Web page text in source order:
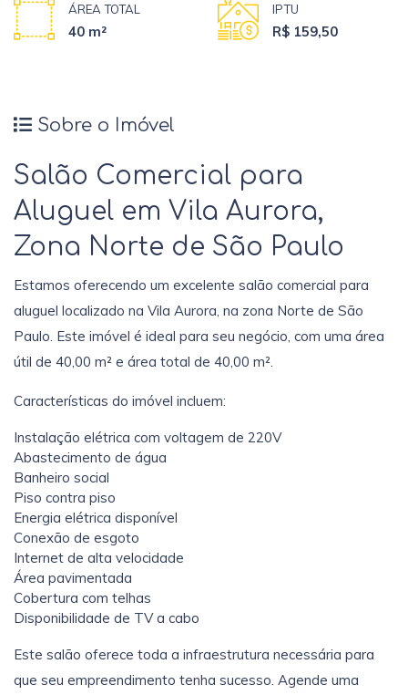
ÁREA TOTAL
40 m²
IPTU
R$ 159,50
Sobre o Imóvel
Salão Comercial para
Aluguel em Vila Aurora,
Zona Norte de São Paulo
Estamos oferecendo um excelente salão comercial para
aluguel localizado na Vila Aurora, na zona Norte de São
Paulo. Este imóvel é ideal para seu negócio, com uma área
útil de 40,00 m² e área total de 40,00 m².
Características do imóvel incluem:
Instalação elétrica com voltagem de 220V
Abastecimento de água
Banheiro social
Piso contra piso
Energia elétrica disponível
Conexão de esgoto
Internet de alta velocidade
Área pavimentada
Cobertura com telhas
Disponibilidade de TV a cabo
Este salão oferece toda a infraestrutura necessária para
que seu empreendimento tenha sucesso. Agende uma